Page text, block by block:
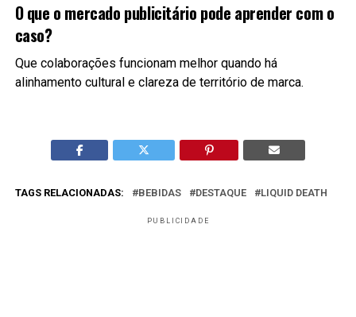
O que o mercado publicitário pode aprender com o
caso?
Que colaborações funcionam melhor quando há
alinhamento cultural e clareza de território de marca.
TAGS RELACIONADAS: BEBIDAS DESTAQUE LIQUID DEATH
PUBLICIDADE